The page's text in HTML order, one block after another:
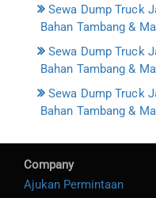
Sewa Dump Truck
Bahan Tambang &
Sewa Dump Truck
Bahan Tambang &
Sewa Dump Truck
Bahan Tambang &
Company
Ajukan Permintaan